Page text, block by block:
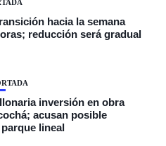
hacia la semana
reducción será gradual
inversión en obra
acusan posible
lineal